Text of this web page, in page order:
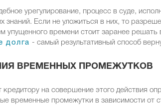
урегулирование, процесс в суде,
знаний. Если не уложиться в них, то
упущенного времени стоит заранее решать
долга - самый результативный способ
ВРЕМЕННЫХ ПРОМЕЖУТКОВ
кредитору на совершение этого действия
временные промежутки в зависимости от